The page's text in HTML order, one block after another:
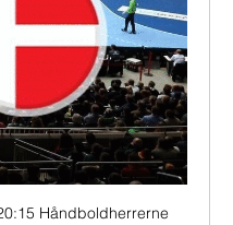
Håndboldherrerne